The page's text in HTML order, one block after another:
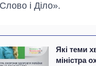
і Діло».
Які теми
міністра